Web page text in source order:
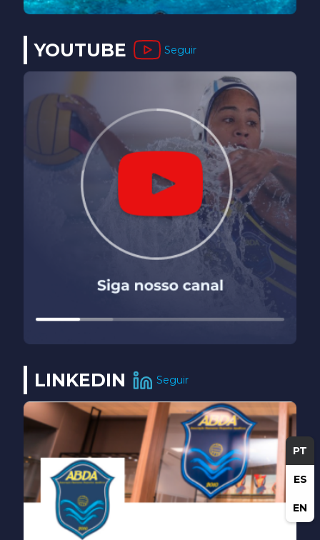
PT
ES
EN
YOUTUBE Seguir
LINKEDIN Seguir